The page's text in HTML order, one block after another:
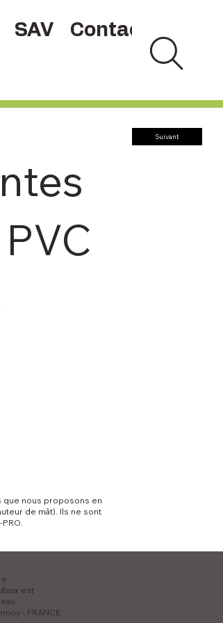
SAV Contact
que nous proposons en
de mât). Ils ne sont
Suivant
est
- FRANCE